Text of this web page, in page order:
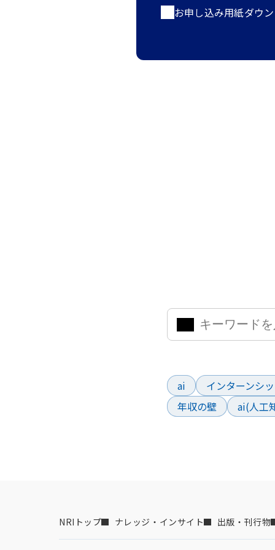
お申し込み用紙ダウ
ai
インターンシ
年収の壁
ai(人工
NRIトップ ナレッジ・インサイト 出版・刊行物